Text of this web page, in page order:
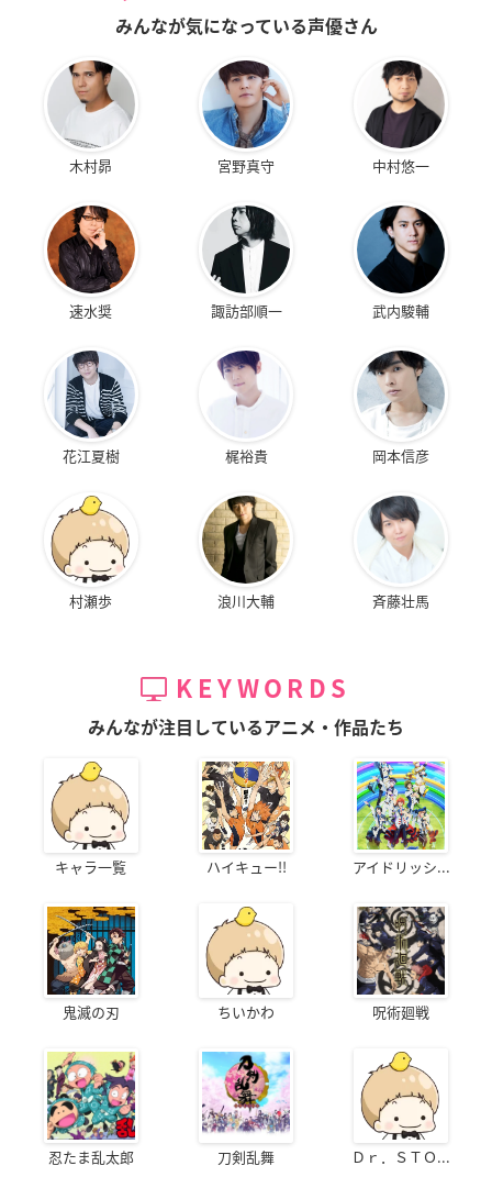
みんなが気になっている声優さん
木村昴 宮野真守 中村悠一
速水奨 諏訪部順一 武内駿輔
花江夏樹 梶裕貴 岡本信彦
村瀬歩 浪川大輔 斉藤壮馬
KEYWORDS
みんなが注目しているアニメ・作品たち
キャラ一覧 ハイキュー!! アイドリッシ...
鬼滅の刃 ちいかわ 呪術廻戦
忍たま乱太郎 刀剣乱舞 Ｄｒ．ＳＴＯ...